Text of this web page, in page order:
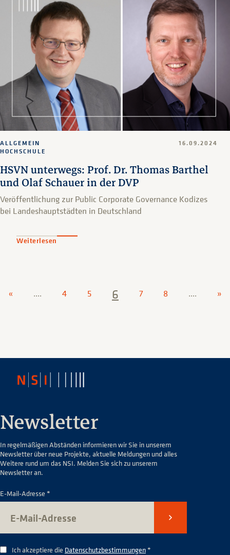
HSVN unterwegs: Prof. Dr. Thomas Barthel
und Olaf Schauer in der DVP
ALLGEMEIN
HOCHSCHULE
16.09.2024
Veröffentlichung zur Public Corporate Governance Kodizes
bei Landeshauptstädten in Deutschland
Weiterlesen
« .... 4 5 6 7 8 .... »
Newsletter
In regelmäßigen Abständen informieren wir Sie in unserem
Newsletter über neue Projekte, aktuelle Meldungen und alles
Weitere rund um das NSI. Melden Sie sich zu unserem
Newsletter an.
E-Mail-Adresse *
Senden
Ich akzeptiere die Datenschutzbestimmungen*